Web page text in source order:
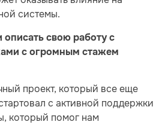
системы.
свою работу с
с огромным стажем
проект, который все еще
с активной поддержки
который помог нам